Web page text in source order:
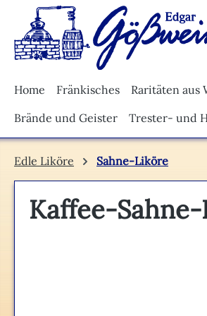
Hauptinhalt springen
Zur Suche springen
Zur Hauptnavigation springen
Home Fränkisches Raritäten aus
Brände und Geister
Trester- und
Edle Liköre Sahne-Liköre
Kaffee-